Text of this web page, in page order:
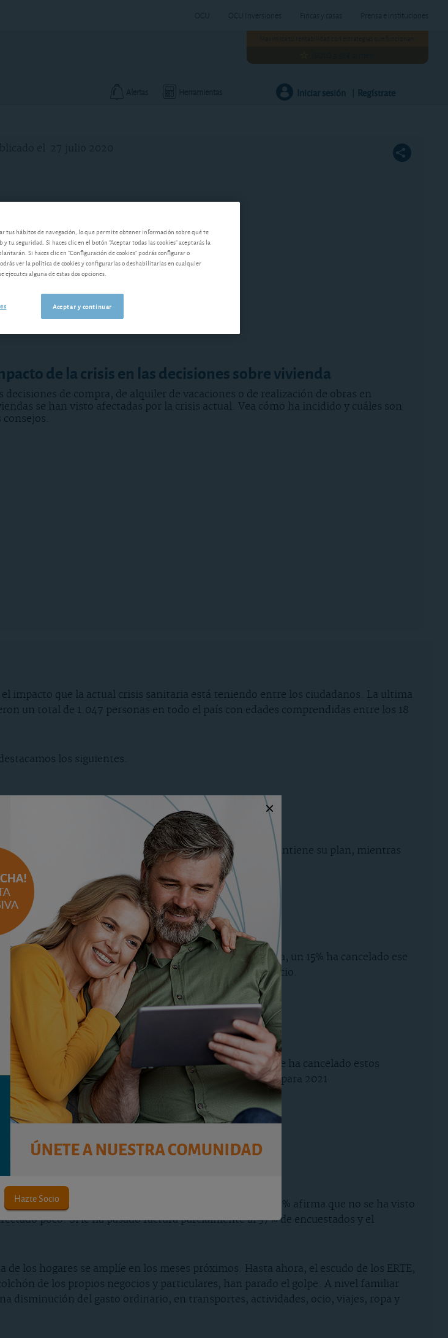
Hazte Socio
OCU OCU Inversiones Fincas y casas Prensa e instituciones
Maximiza tu rentabilidad con estrategias que funcionan.
Iniciar sesión | Regístrate
de la crisis en las decisiones sobre vivienda
decisiones de compra, de alquiler de vacaciones o de realización de obras en
se han visto afectadas por la crisis actual. Vea cómo ha incidido y cuáles son
consejos.
impacto que la actual crisis sanitaria está teniendo entre los ciudadanos. La ultima
un total de 1.047 personas en todo el país con edades comprendidas entre los 18
los siguientes.
una vivienda para su uso propio. De ellos, un 34% mantiene su plan, mientras
y otro 11% ha abandonado la idea.
posibilidad de mirar una vivienda como inversión. Ahora, un 15% ha cancelado ese
en 2020 y un 34% mantiene su plan como al inicio.
tipo de reforma en su vivienda. Aquí es solo un 5% el que ha cancelado estos
mismo 2020 (28%), mientras que otro 30% lo va a dejar para 2021.
una incidencia limitada en las finanzas familiares. Un 12% afirma que no se ha visto
poco. Sí le ha pasado factura parcialmente al 37% de encuestados y el
los hogares se amplíe en los meses próximos. Hasta ahora, el escudo de los ERTE,
de los propios negocios y particulares, han parado el golpe. A nivel familiar
disminución del gasto ordinario, en transportes, actividades, ocio, viajes, ropa y
tus hábitos de navegación, lo que permite obtener información sobre qué te
seguridad. Si haces clic en el botón "Aceptar todas las cookies" aceptarás la
Si haces clic en "Configuración de cookies" podrás configurar o
ver la política de cookies y configurarlas o deshabilitarlas en cualquier
alguna de estas dos opciones.
Aceptar y continuar